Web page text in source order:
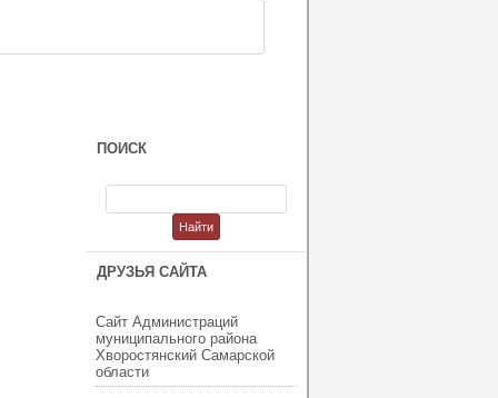
ПОИСК
ДРУЗЬЯ САЙТА
Сайт Администраций
муниципального района
Хворостянский Самарской
области